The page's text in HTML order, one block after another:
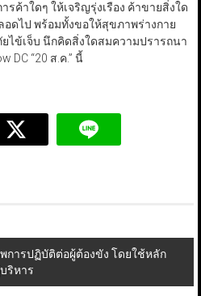
รค้าใดๆ ให้เจริญรุ่งเรือง ค้าขายสิ่งใด
อดไป พร้อมทั้งขอให้สุขภาพร่างกาย
ไข้เจ็บ นึกคิดสิ่งใดสมความปรารถนา
DC “20 ส.ค.” นี้
การปฏิบัติต่อผู้ต้องขัง โดยใช้หลัก
ริหาร